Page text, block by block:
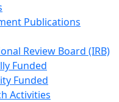
Publications
Review Board (IRB)
Funded
Funded
Activities